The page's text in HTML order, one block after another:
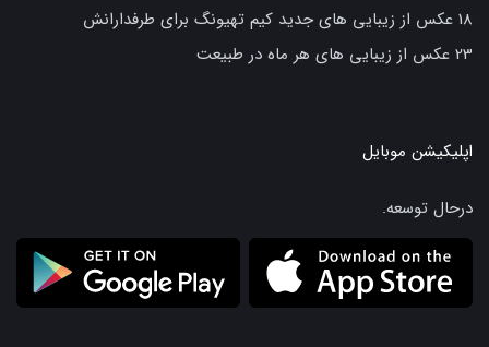
18 عکس از زیبایی های جدید کیم تهیونگ برای طرفدارانش
23 عکس از زیبایی های هر ماه در طبیعت
اپلیکیشن موبایل
درحال توسعه.